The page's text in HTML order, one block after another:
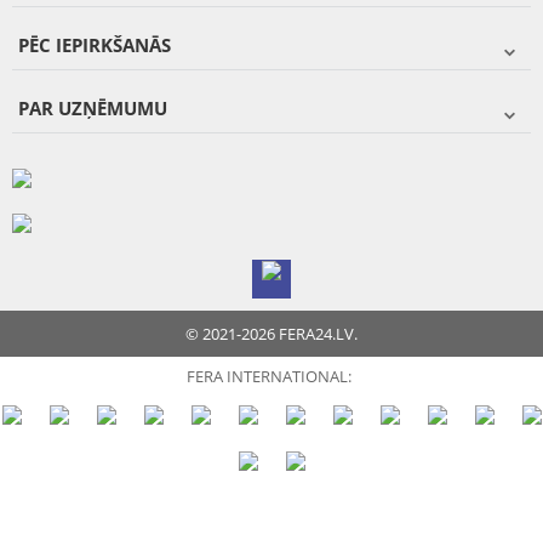
PĒC IEPIRKŠANĀS
PAR UZŅĒMUMU
© 2021-2026 FERA24.LV.
FERA INTERNATIONAL: